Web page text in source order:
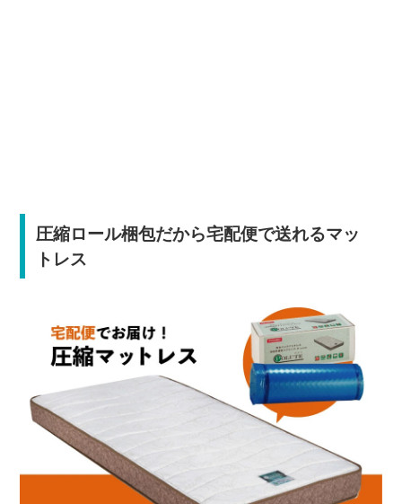
圧縮ロール梱包だから宅配便で送れるマッ
トレス